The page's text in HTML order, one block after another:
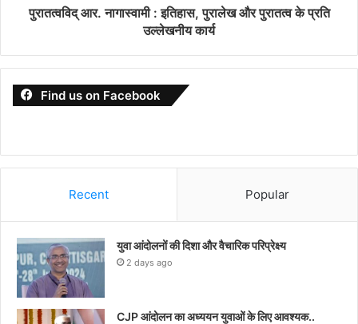
पुरातत्वविद् आर. नागास्वामी : इतिहास, पुरालेख और पुरातत्व के प्रति
उल्लेखनीय कार्य
Find us on Facebook
Recent Popular
युवा आंदोलनों की दिशा और वैचारिक परिप्रेक्ष्य
2 days ago
CJP आंदोलन का अध्ययन युवाओं के लिए आवश्यक..